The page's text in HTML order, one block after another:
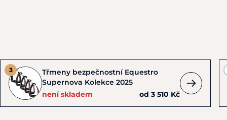
Třmeny bezpečnostní Equestro
Supernova Kolekce 2025
není skladem
od 3 510 Kč